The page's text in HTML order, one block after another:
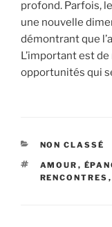
profond. Parfois,
une nouvelle
démontrant que
L’important est
opportunités qui
CATÉGORIES
NON CLASSÉ
ÉTIQUETTES
AMOUR ,
RENCONTRES ,